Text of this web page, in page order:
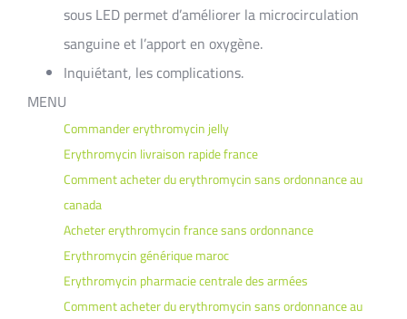
sous LED permet d’améliorer la microcirculation
sanguine et l’apport en oxygène.
Inquiétant, les complications.
MENU
Commander erythromycin jelly
Erythromycin livraison rapide france
Comment acheter du erythromycin sans ordonnance au
canada
Acheter erythromycin france sans ordonnance
Erythromycin générique maroc
Erythromycin pharmacie centrale des armées
Comment acheter du erythromycin sans ordonnance au